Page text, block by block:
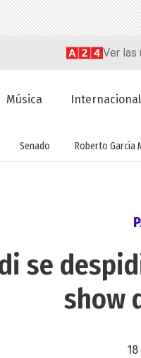
Ver las
Música
Senado Roberto García
se
show